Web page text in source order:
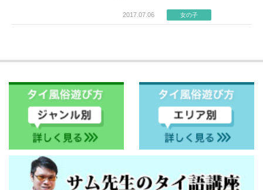
2017.07.06 女の子